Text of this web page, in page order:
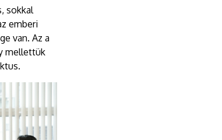
sokkal
emberi
van. Az a
mellettük